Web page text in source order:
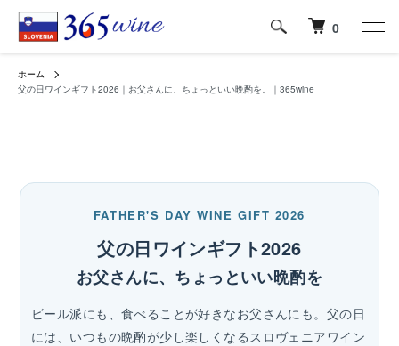
0
ホーム
父の日ワインギフト2026｜お父さんに、ちょっといい晩酌を。｜365wine
FATHER'S DAY WINE GIFT 2026
父の日ワインギフト2026
お父さんに、ちょっといい晩酌を
ビール派にも、食べることが好きなお父さんにも。父の日
には、いつもの晩酌が少し楽しくなるスロヴェニアワイン